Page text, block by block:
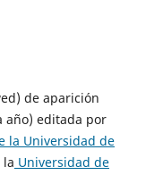
de aparición
año) editada por
la Universidad de
la Universidad de